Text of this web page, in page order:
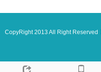
CopyRight 2013 All Right Reserved